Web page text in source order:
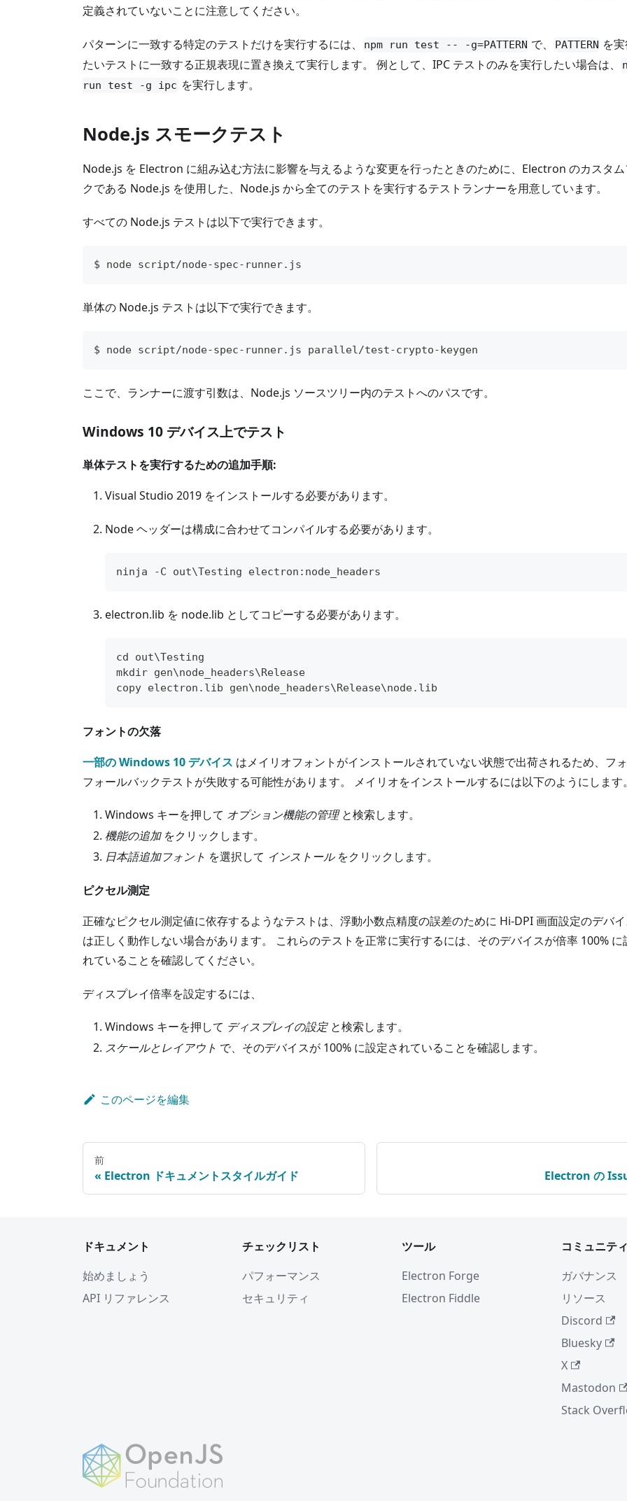
定義されていないことに注意してください。
パターンに一致する特定のテストだけを実行するには、 npm run test -- -g=PATTERN で、 PATTERN を
たいテストに一致する正規表現に置き換えて実行します。 例として、IPC テストのみを実行したい場合は、
run test -g ipc を実行します。
Node.js スモークテスト
Node.js を Electron に組み込む方法に影響を与えるような変更を行ったときのために、Electron のカスタ
クである Node.js を使用した、Node.js から全てのテストを実行するテストランナーを用意しています。
すべての Node.js テストは以下で実行できます。
$ node script/node-spec-runner.js
単体の Node.js テストは以下で実行できます。
$ node script/node-spec-runner.js parallel/test-crypto-keygen
ここで、ランナーに渡す引数は、Node.js ソースツリー内のテストへのパスです。
Windows 10 デバイス上でテスト
単体テストを実行するための追加手順:
Visual Studio 2019 をインストールする必要があります。
Node ヘッダーは構成に合わせてコンパイルする必要があります。
ninja -C out\Testing electron:node_headers
electron.lib を node.lib としてコピーする必要があります。
cd out\Testing
mkdir gen\node_headers\Release
copy electron.lib gen\node_headers\Release\node.lib
フォントの欠落
一部の Windows 10 デバイス はメイリオフォントがインストールされていない状態で出荷されるため、フ
フォールバックテストが失敗する可能性があります。 メイリオをインストールするには以下のようにします。
Windows キーを押して オプション機能の管理と検索します。
機能の追加をクリックします。
日本語追加フォント を選択して インストールをクリックします。
ピクセル測定
正確なピクセル測定値に依存するようなテストは、浮動小数点精度の誤差のために Hi-DPI 画面設定のデバ
は正しく動作しない場合があります。 これらのテストを正常に実行するには、そのデバイスが倍率 100% に
れていることを確認してください。
ディスプレイ倍率を設定するには、
Windows キーを押して ディスプレイの設定と検索します。
スケールとレイアウト で、そのデバイスが 100% に設定されていることを確認します。
このページを編集
前
Electron ドキュメントスタイルガイド Electron の
ドキュメント
始めましょう
API リファレンス
チェックリスト
パフォーマンス
セキュリティ
ツール
Electron Forge
Electron Fiddle
コミュニティ
ガバナンス
リソース
Discord
Bluesky
X
Mastodon
Stack